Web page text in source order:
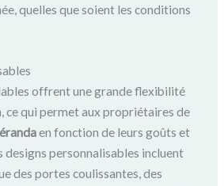
quelles que soient les conditions
offrent une grande flexibilité
ce qui permet aux propriétaires de
en fonction de leurs goûts et
designs personnalisables incluent
des portes coulissantes, des